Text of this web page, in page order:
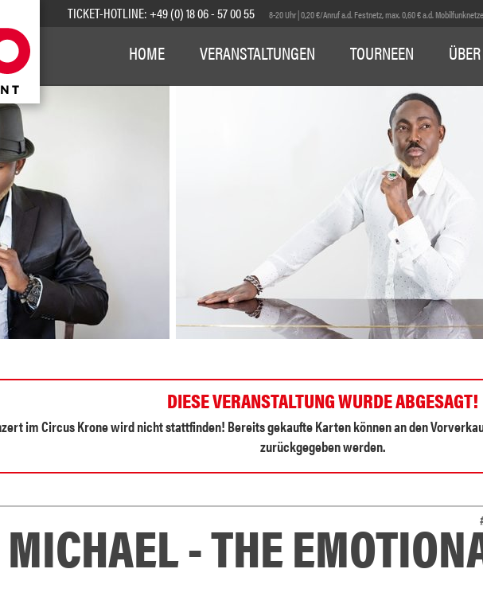
TICKET-HOTLINE:+49 (0) 18 06 - 57 00 55 8-20 Uhr | 0,20 €/Anruf a.d. Festnetz, max. 0,60 € a.d.
HOME VERANSTALTUNGEN TOURNEEN
13 14
DIESE VERANSTALTUNG WURDE ABGESAGT!
im Circus Krone wird nicht stattfinden! Bereits gekaufte Karten können an den
zurückgegeben werden.
- THE